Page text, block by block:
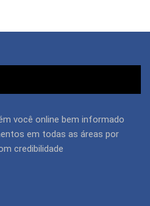
você online bem informado
em todas as áreas por
credibilidade